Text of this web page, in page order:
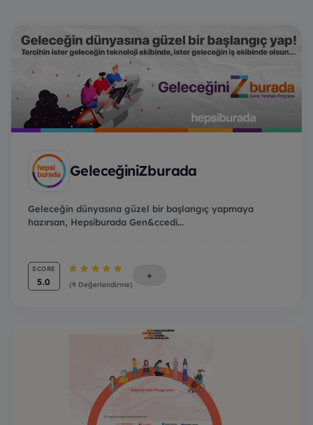
GeleceğiniZburada
Geleceğin dünyasına güzel bir başlangıç yapmaya
hazırsan, Hepsiburada Gen&ccedi...
SCORE
5.0 (9 Değerlendirme)
+